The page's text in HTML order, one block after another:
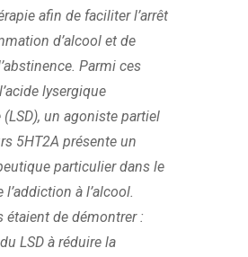
afin de faciliter l’arrêt
d’alcool et de
Parmi ces
lysergique
un agoniste partiel
5HT2A présente un
particulier dans le
à l’alcool.
étaient de démontrer :
LSD à réduire la